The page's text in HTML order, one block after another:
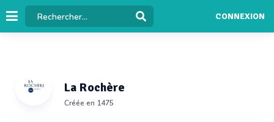
CONNEXION
La Rochère
Créée en 1475